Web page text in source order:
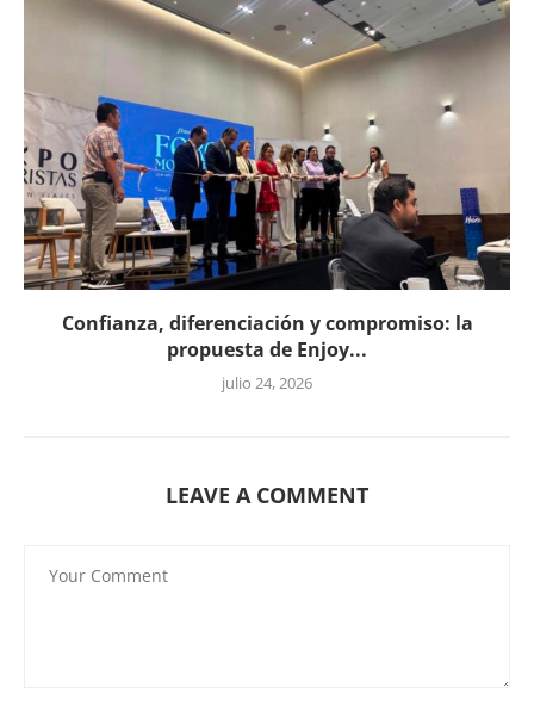
Confianza, diferenciación y compromiso: la
propuesta de Enjoy...
julio 24, 2026
LEAVE A COMMENT